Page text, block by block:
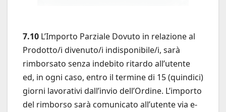
7.10 L’Importo Parziale Dovuto in relazione al
Prodotto/i divenuto/i indisponibile/i, sarà
rimborsato senza indebito ritardo all’utente
ed, in ogni caso, entro il termine di 15 (quindici)
giorni lavorativi dall’invio dell’Ordine. L’importo
del rimborso sarà comunicato all’utente via e-